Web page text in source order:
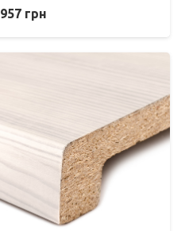
957 грн